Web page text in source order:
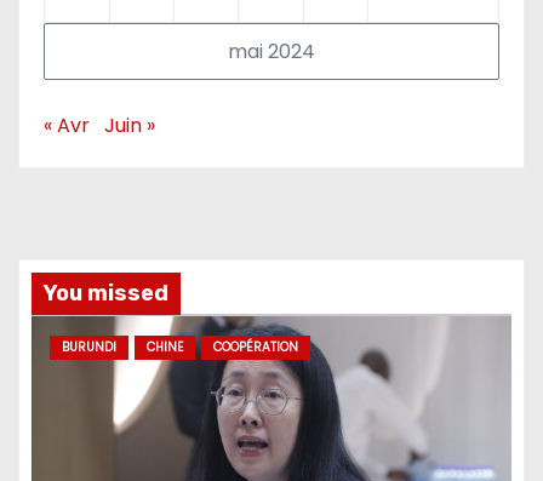
mai 2024
« Avr Juin »
You missed
BURUNDI CHINE COOPÉRATION